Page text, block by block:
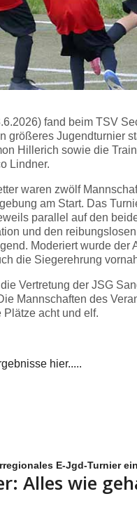
fand beim TSV
größeres Jugendturnier
Hillerich sowie die
Lindner.
waren zwölf
am Start. Das
parallel auf den
und den
Moderiert wurde der
die Siegerehrung
Vertretung der JSG
Mannschaften des
acht und elf.
hier.....
E-Jgd-Turnier
Alles wie